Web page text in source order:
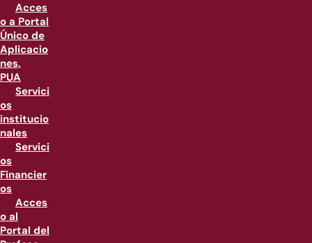
Acces
o a Portal
Único de
Aplicacio
nes,
PUA
Servici
os
institucio
nales
Servici
os
Financier
os
Acces
o al
Portal del